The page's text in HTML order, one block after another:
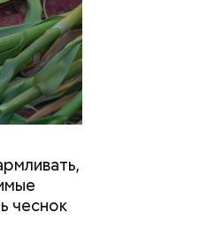
чеснок